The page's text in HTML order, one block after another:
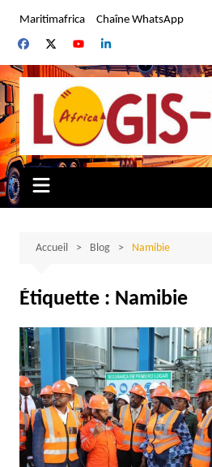
contenu
Maritimafrica Chaîne WhatsApp
Accueil Blog Namibie
Étiquette : Namibie